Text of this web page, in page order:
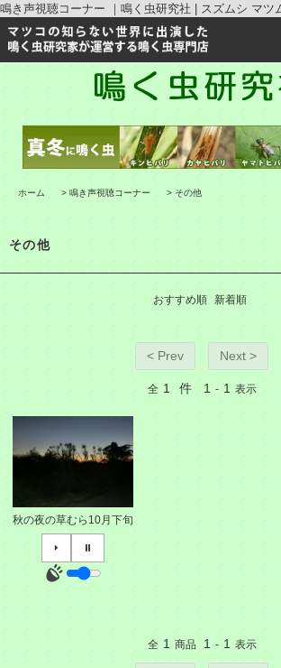
ホーム > 鳴き声視聴コーナー > その他
その他
おすすめ順 新着順
< Prev Next >
全 1 件 1 - 1 表示
秋の夜の草むら10月下旬
⏵ ⏸
全 1 商品 1 - 1 表示